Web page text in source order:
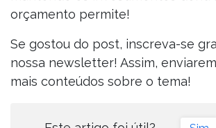
orçamento permite!
Se gostou do post, inscreva-se
nossa newsletter! Assim,
mais conteúdos sobre o tema!